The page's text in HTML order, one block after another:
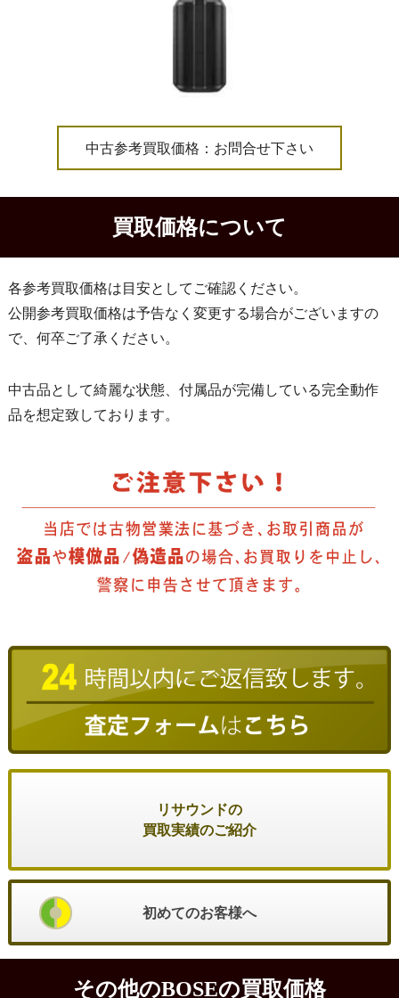
中古参考買取価格：お問合せ下さい
買取価格について
各参考買取価格は目安としてご確認ください。
公開参考買取価格は予告なく変更する場合がございますの
で、何卒ご了承ください。
中古品として綺麗な状態、付属品が完備している完全動作
品を想定致しております。
リサウンドの
買取実績のご紹介
初めてのお客様へ
その他のBOSEの買取価格